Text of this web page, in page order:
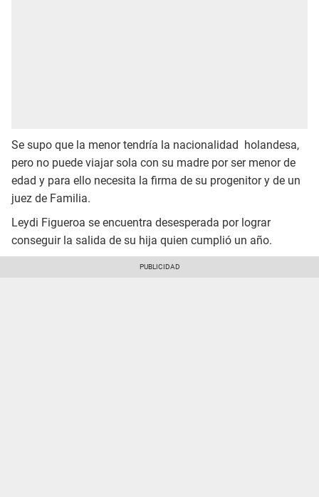
Se supo que la menor tendría la nacionalidad holandesa,
pero no puede viajar sola con su madre por ser menor de
edad y para ello necesita la firma de su progenitor y de un
juez de Familia.
Leydi Figueroa se encuentra desesperada por lograr
conseguir la salida de su hija quien cumplió un año.